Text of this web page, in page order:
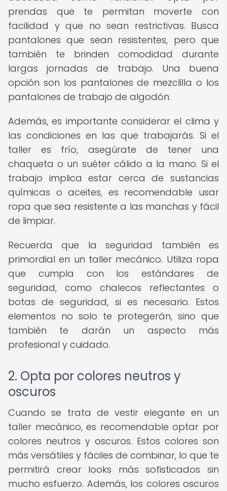
prendas que te permitan moverte con
facilidad y que no sean restrictivas. Busca
pantalones que sean resistentes, pero que
también te brinden comodidad durante
largas jornadas de trabajo. Una buena
opción son los pantalones de mezclilla o los
pantalones de trabajo de algodón.
Además, es importante considerar el clima y
las condiciones en las que trabajarás. Si el
taller es frío, asegúrate de tener una
chaqueta o un suéter cálido a la mano. Si el
trabajo implica estar cerca de sustancias
químicas o aceites, es recomendable usar
ropa que sea resistente a las manchas y fácil
de limpiar.
Recuerda que la seguridad también es
primordial en un taller mecánico. Utiliza ropa
que cumpla con los estándares de
seguridad, como chalecos reflectantes o
botas de seguridad, si es necesario. Estos
elementos no solo te protegerán, sino que
también te darán un aspecto más
profesional y cuidado.
2. Opta por colores neutros y
oscuros
Cuando se trata de vestir elegante en un
taller mecánico, es recomendable optar por
colores neutros y oscuros. Estos colores son
más versátiles y fáciles de combinar, lo que te
permitirá crear looks más sofisticados sin
mucho esfuerzo. Además, los colores oscuros